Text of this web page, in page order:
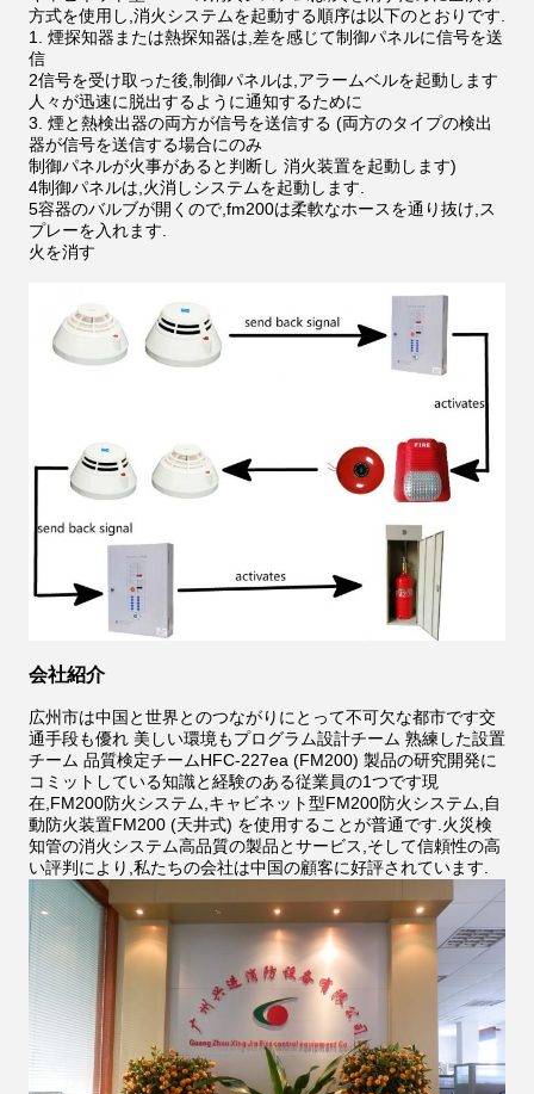
方式を使用し,消火システムを起動する順序は以下のとおりです.
1. 煙探知器または熱探知器は,差を感じて制御パネルに信号を送
信
2信号を受け取った後,制御パネルは,アラームベルを起動します
人々が迅速に脱出するように通知するために
3. 煙と熱検出器の両方が信号を送信する (両方のタイプの検出
器が信号を送信する場合にのみ
制御パネルが火事があると判断し 消火装置を起動します)
4制御パネルは,火消しシステムを起動します.
5容器のバルブが開くので,fm200は柔軟なホースを通り抜け,ス
プレーを入れます.
火を消す
会社紹介
広州市は中国と世界とのつながりにとって不可欠な都市です交
通手段も優れ 美しい環境もプログラム設計チーム 熟練した設置
チーム 品質検定チームHFC-227ea (FM200) 製品の研究開発に
コミットしている知識と経験のある従業員の1つです現
在,FM200防火システム,キャビネット型FM200防火システム,自
動防火装置FM200 (天井式) を使用することが普通です.火災検
知管の消火システム高品質の製品とサービス,そして信頼性の高
い評判により,私たちの会社は中国の顧客に好評されています.